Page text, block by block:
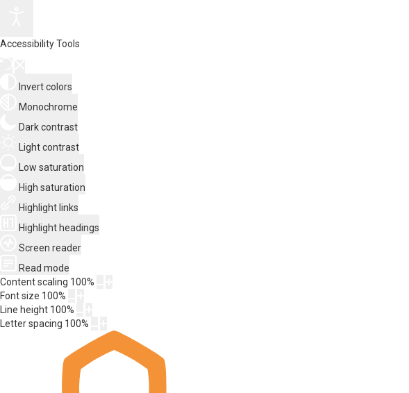
Accessibility Tools
Invert colors
Monochrome
Dark contrast
Light contrast
Low saturation
High saturation
Highlight links
Highlight headings
Screen reader
Read mode
Content scaling 100%
Font size 100%
Line height 100%
Letter spacing 100%